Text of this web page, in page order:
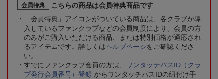
会員特典
こちらの商品は会員特典商品です
「会員特典」アイコンがついている商品は、各クラブが導
入しているファンクラブなどの会員制度により、会員の方
のみがご購入いただける商品、または特別価格が適応され
るアイテムです。詳しくはヘルプページをご確認くださ
い。
すでにファンクラブ会員の方は、
ワンタッチパスID（クラ
ブ発行会員番号）登録 からワンタッチパスIDの紐付け手